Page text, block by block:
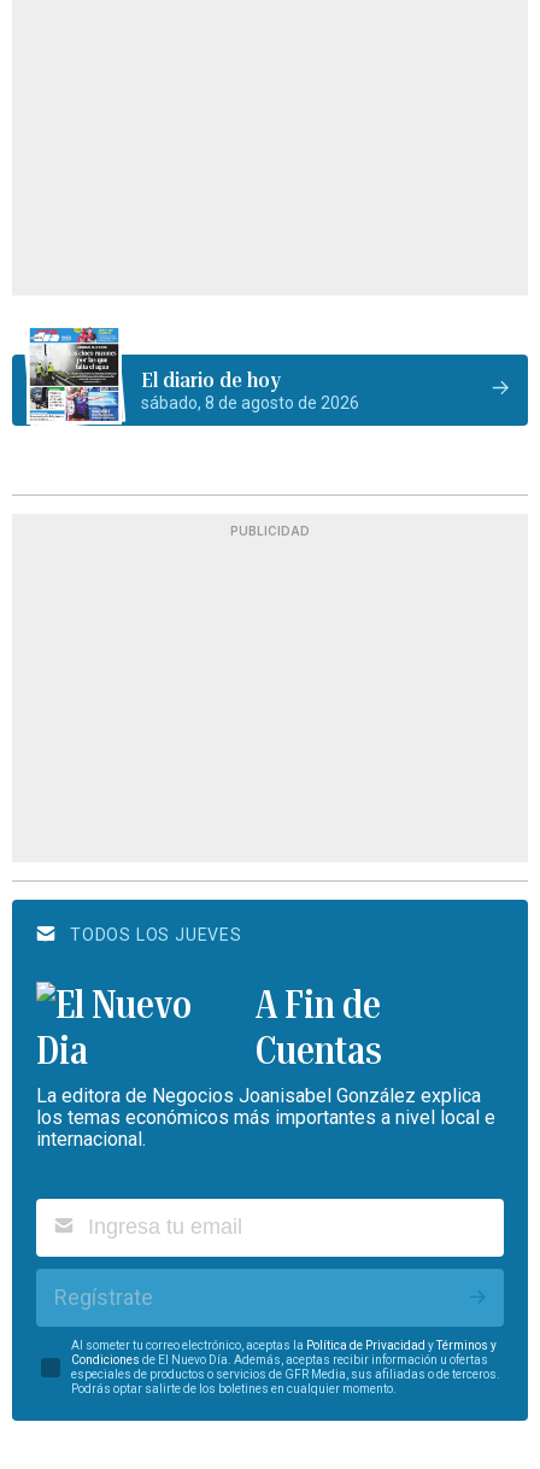
El diario de hoy
sábado, 8 de agosto de 2026
PUBLICIDAD
TODOS LOS JUEVES
A Fin de
Cuentas
La editora de Negocios Joanisabel González explica
los temas económicos más importantes a nivel local e
internacional.
Regístrate
Al someter tu correo electrónico, aceptas la Política de Privacidad yTérminos y
Condiciones de El Nuevo Día. Además, aceptas recibir información u ofertas
especiales de productos o servicios de GFR Media, sus afiliadas o de terceros.
Podrás optar salirte de los boletines en cualquier momento.